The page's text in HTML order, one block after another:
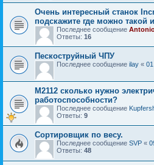
Очень интересный станок
подскажите где можно такой
Последнее сообщение
Ответы: 16
Пескоструйный ЧПУ
Последнее сообщение ilay «
М2112 сколько нужно
работоспособности?
Последнее сообщение
Ответы: 9
Сортировщик по весу.
Последнее сообщение SVP «
Ответы: 48